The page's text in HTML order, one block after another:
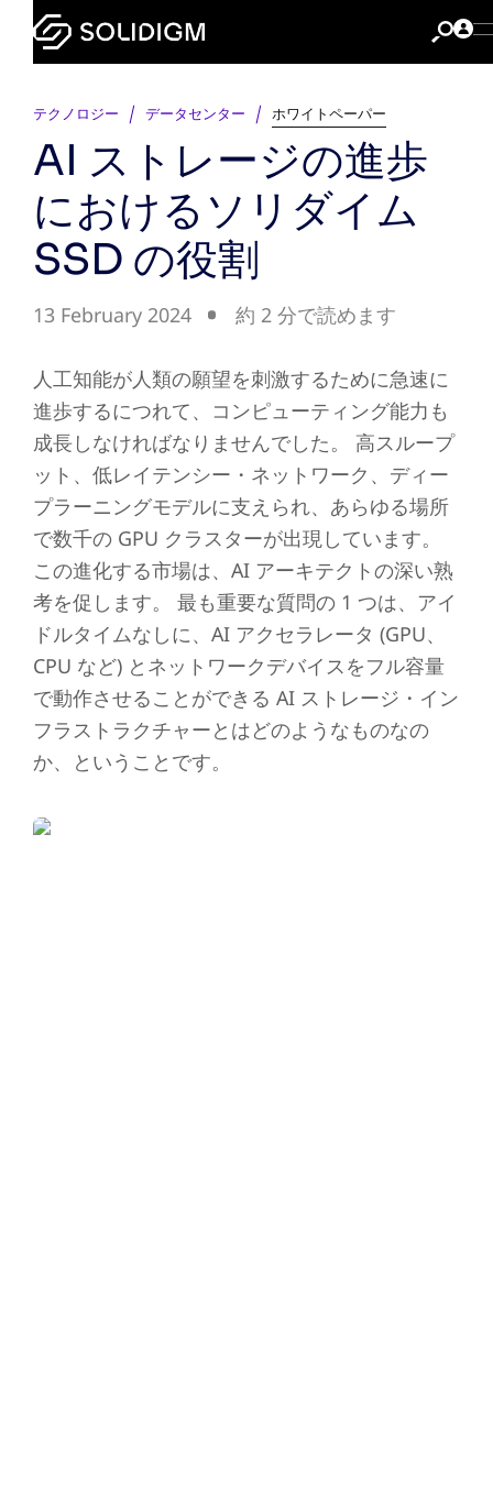
テクノロジー データセンター ホワイトペーパー
AI ストレージの進歩
におけるソリダイム
SSD の役割
13 February 2024 約 2 分で読めます
人工知能が人類の願望を刺激するために急速に
進歩するにつれて、コンピューティング能力も
成長しなければなりませんでした。 高スループ
ット、低レイテンシー・ネットワーク、ディー
プラーニングモデルに支えられ、あらゆる場所
で数千の GPU クラスターが出現しています。
この進化する市場は、AI アーキテクトの深い熟
考を促します。 最も重要な質問の 1 つは、アイ
ドルタイムなしに、AI アクセラレータ (GPU、
CPU など) とネットワークデバイスをフル容量
で動作させることができる AI ストレージ・イン
フラストラクチャーとはどのようなものなの
か、ということです。